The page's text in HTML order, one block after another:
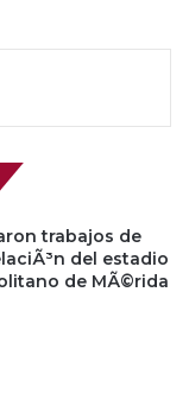
trabajos de
del estadio
de MÃ©rida